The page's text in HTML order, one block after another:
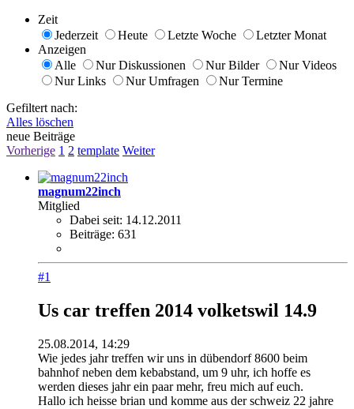
Zeit
Jederzeit
Heute Letzte Woche
Letzter Monat
Anzeigen
Alle
Nur Diskussionen Nur Bilder
Nur Videos
Nur Links
Nur Umfragen
Nur Termine
Gefiltert nach:
Alles löschen
neue Beiträge
Vorherige 1 2 template Weiter
magnum22inch
Mitglied
Dabei seit: 14.12.2011
Beiträge: 631
#1
Us car treffen 2014 volketswil 14.9
25.08.2014, 14:29
Wie jedes jahr treffen wir uns in dübendorf 8600 beim
bahnhof neben dem kebabstand, um 9 uhr, ich hoffe es
werden dieses jahr ein paar mehr, freu mich auf euch.
Hallo ich heisse brian und komme aus der schweiz 22 jahre